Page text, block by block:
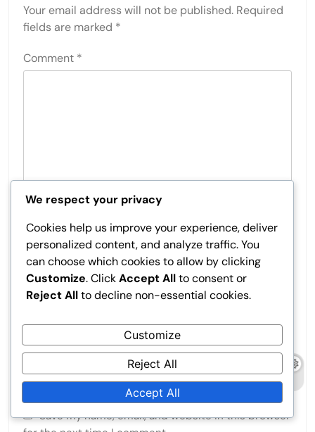
Your email address will not be published. Required
fields are marked *
Comment *
Name*
Email*
Website
Save my name, email, and website in this browser
We respect your privacy
Cookies help us improve your experience, deliver
personalized content, and analyze traffic. You
can choose which cookies to allow by clicking
Customize. ClickAccept Allto consent or
Reject Allto decline non-essential cookies.
Customize
Reject All
Accept All